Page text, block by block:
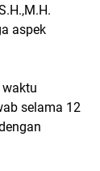
aspek
selama 12